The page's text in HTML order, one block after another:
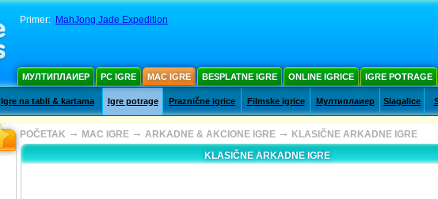
Primer: MahJong Jade Expedition
МУЛТИПЛАИЕР PC IGRE MAC IGRE BESPLATNE IGRE ONLINE IGRICE IGRE POTRAGE
Igre na tabli & kartama Igre potrage Praznične igrice Filmske igrice Мултиплаиер Slagalice
POČETAK → MAC IGRE → ARKADNE & AKCIONE IGRE → KLASIČNE ARKADNE IGRE
KLASIČNE ARKADNE IGRE